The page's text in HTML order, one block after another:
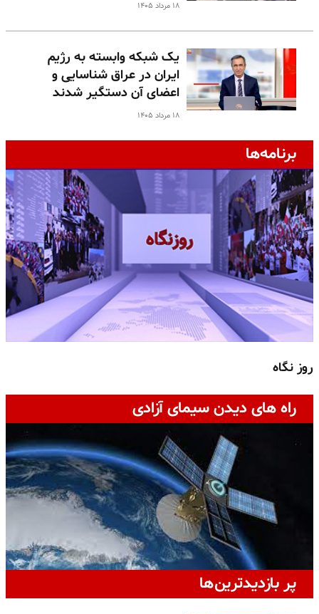
۱۸ مرداد ۱۴۰۵
یک شبکه وابسته به رژیم
ایران در عراق شناسایی و
اعضای آن دستگیر شدند
۱۸ مرداد ۱۴۰۵
برنامه‌ها
روز نگاه
راه های دیدن سیمای آزادی
پر بازدیدترین‌ها